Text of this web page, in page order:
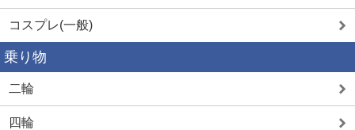
コスプレ(一般)
乗り物
二輪
四輪